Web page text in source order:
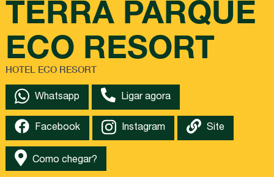
TERRA PARQUE
ECO RESORT
HOTEL ECO RESORT
Whatsapp Ligar agora
Facebook Instagram Site
Como chegar?